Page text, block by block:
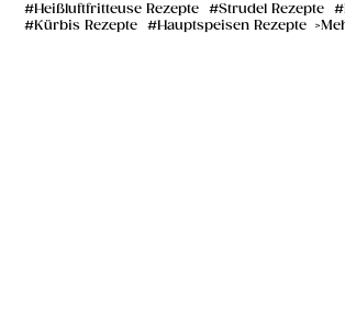
Heißluftfritteuse Rezepte Strudel Rezepte
Kürbis Rezepte
Hauptspeisen Rezepte